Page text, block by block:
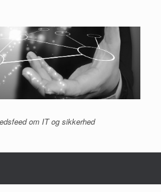
om IT og sikkerhed